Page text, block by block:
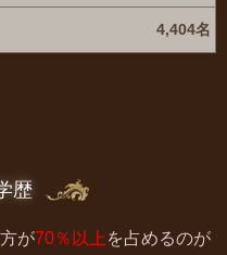
4,404名
歴
が70％以上 を占めるのが